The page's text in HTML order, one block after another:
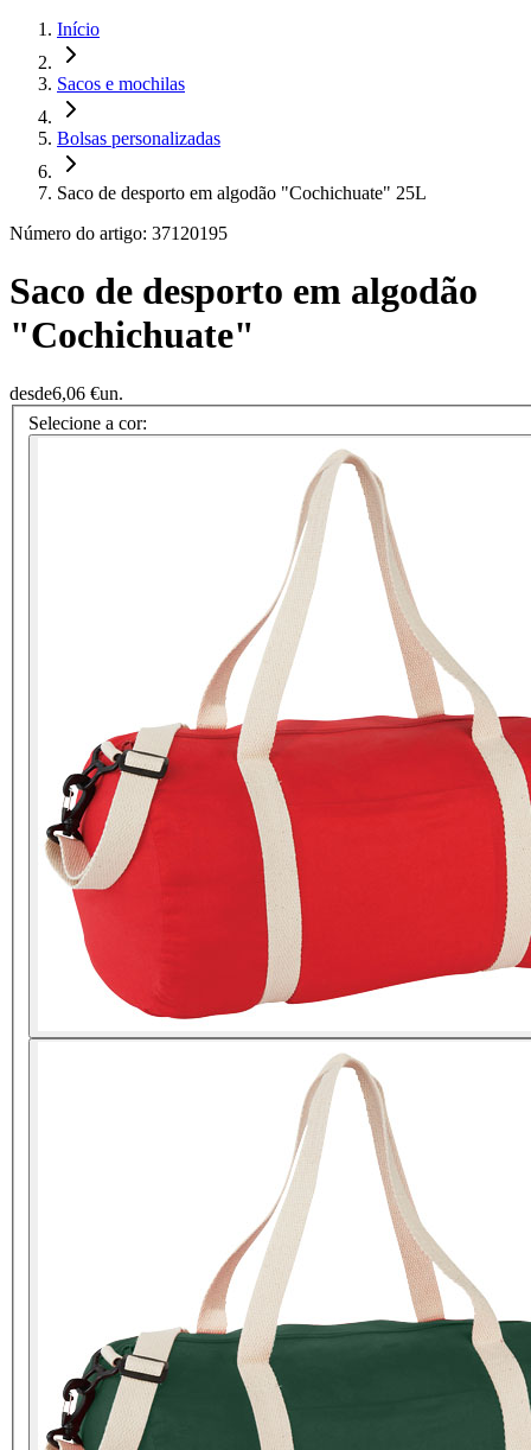
Início
Sacos e mochilas
Bolsas personalizadas
Saco de desporto em algodão "Cochichuate" 25L
Número do artigo: 37120195
Saco de desporto em algodão
"Cochichuate"
desde6,06 €un.
Selecione a cor: